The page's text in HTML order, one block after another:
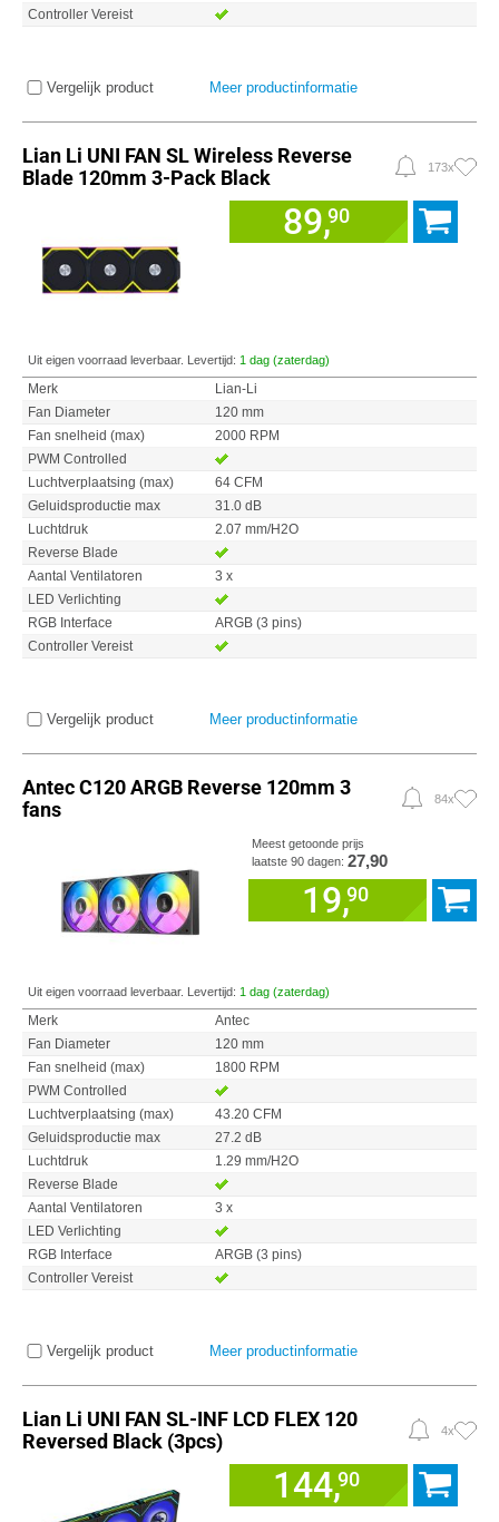
Controller Vereist
Vergelijk product Meer productinformatie
Lian Li UNI FAN SL Wireless Reverse
Blade 120mm 3-Pack Black
173x
89,90
Uit eigen voorraad leverbaar. Levertijd: 1 dag (zaterdag)
Merk
Lian-Li
Fan Diameter
120 mm
Fan snelheid (max)
2000 RPM
PWM Controlled
Luchtverplaatsing (max)
64 CFM
Geluidsproductie max
31.0 dB
Luchtdruk
2.07 mm/H2O
Reverse Blade
Aantal Ventilatoren
3 x
LED Verlichting
RGB Interface
ARGB (3 pins)
Controller Vereist
Vergelijk product Meer productinformatie
Antec C120 ARGB Reverse 120mm 3
fans
84x
Meest getoonde prijs
laatste 90 dagen: 27,90
19,90
Uit eigen voorraad leverbaar. Levertijd: 1 dag (zaterdag)
Merk
Antec
Fan Diameter
120 mm
Fan snelheid (max)
1800 RPM
PWM Controlled
Luchtverplaatsing (max)
43.20 CFM
Geluidsproductie max
27.2 dB
Luchtdruk
1.29 mm/H2O
Reverse Blade
Aantal Ventilatoren
3 x
LED Verlichting
RGB Interface
ARGB (3 pins)
Controller Vereist
Vergelijk product Meer productinformatie
Lian Li UNI FAN SL-INF LCD FLEX 120
Reversed Black (3pcs)
4x
144,90